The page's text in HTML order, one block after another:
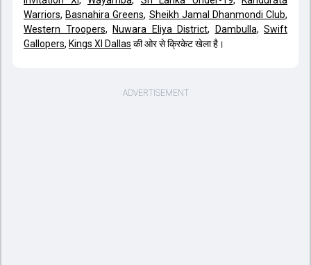
Warriors, Basnahira Greens, Sheikh Jamal Dhanmondi Club,
Western Troopers, Nuwara Eliya District, Dambulla, Swift
Gallopers, Kings XI Dallas की ओर से क्रिकेट खेला है।